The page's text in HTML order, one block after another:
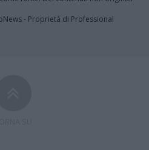
- Proprietà di Professional